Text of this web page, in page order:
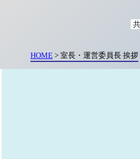
HOME > 室長・運営委員長 挨拶